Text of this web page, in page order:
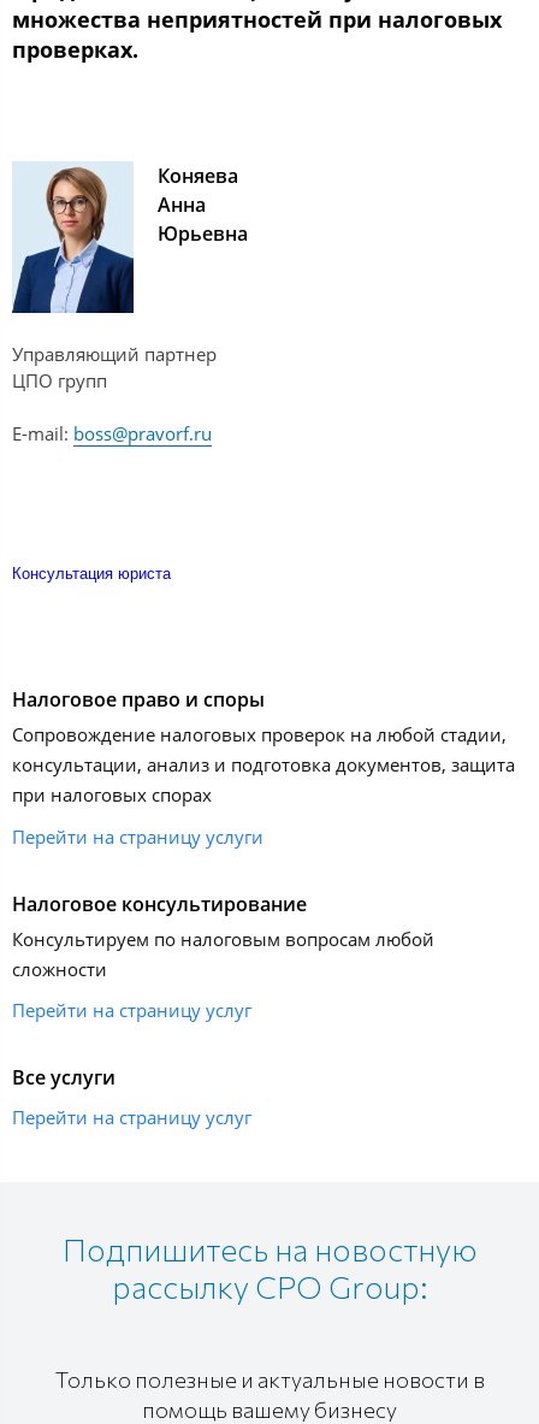
множества неприятностей при налоговых
проверках.
Коняева
Анна
Юрьевна
Управляющий партнер
ЦПО групп
E-mail: boss@pravorf.ru
Консультация юриста
Налоговое право и споры
Сопровождение налоговых проверок на любой стадии,
консультации, анализ и подготовка документов, защита
при налоговых спорах
Перейти на страницу услуги
Налоговое консультирование
Консультируем по налоговым вопросам любой
сложности
Перейти на страницу услуг
Все услуги
Перейти на страницу услуг
Подпишитесь на новостную
рассылку CPO Group:
Только полезные и актуальные новости в
помощь вашему бизнесу